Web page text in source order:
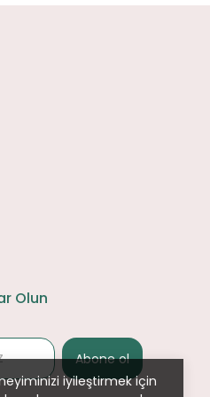
iyileştirmek için
Olun
Abone ol